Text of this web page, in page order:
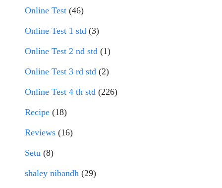
Online Test (46)
Online Test 1 std (3)
Online Test 2 nd std (1)
Online Test 3 rd std (2)
Online Test 4 th std (226)
Recipe (18)
Reviews (16)
Setu (8)
shaley nibandh (29)